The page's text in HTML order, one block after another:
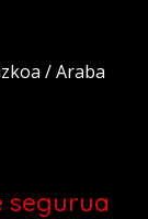
/ Araba
segurua